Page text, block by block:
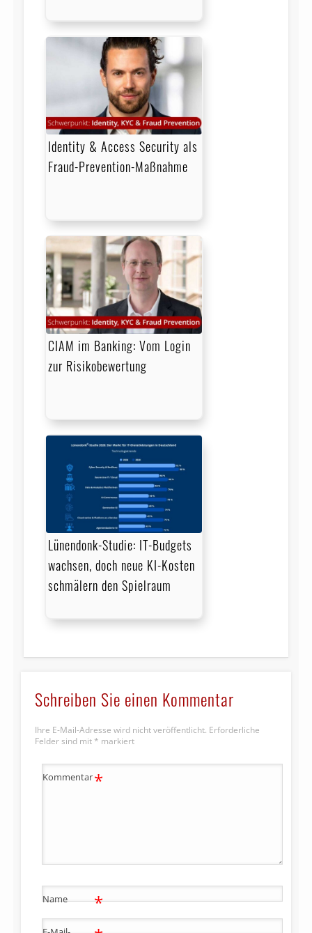
Identity & Access Security als
Fraud-Prevention-Maßnahme
CIAM im Banking: Vom Login
zur Risikobewertung
Lünendonk-Studie: IT-Budgets
wachsen, doch neue KI-Kosten
schmälern den Spielraum
Schreiben Sie einen Kommentar
Ihre E-Mail-Adresse wird nicht veröffentlicht. Erforderliche
Felder sind mit * markiert
Kommentar*
Name *